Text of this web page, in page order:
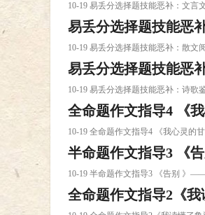
10-19 易丢分选择题技能恶补：文
一中课件下载
易丢分选择题技能恶
10-19 易丢分选择题技能恶补：散
三语课件下载
易丢分选择题技能恶
10-19 易丢分选择题技能恶补：诗
三语课件下载
全命题作文指导4 《
10-19 全命题作文指导4 《我心灵
习课件下载
半命题作文指导3 《
10-19 半命题作文指导3 《告别 》
全命题作文指导2《